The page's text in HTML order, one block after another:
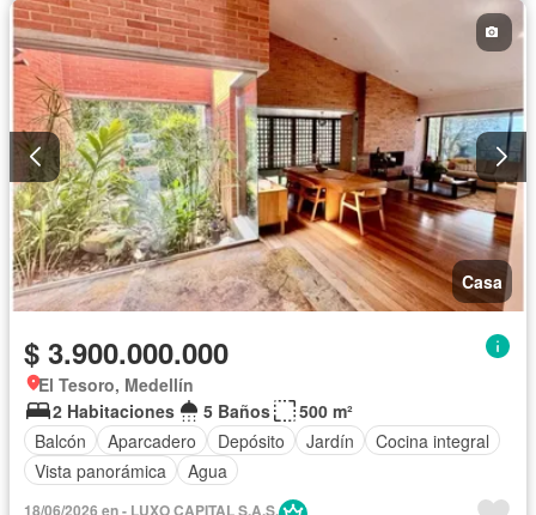
Casa
$ 3.900.000.000
El Tesoro, Medellín
2 Habitaciones
5 Baños
500 m²
Balcón
Aparcadero Depósito Jardín
Cocina integral
Vista panorámica
Agua
18/06/2026 en - LUXO CAPITAL S.A.S.